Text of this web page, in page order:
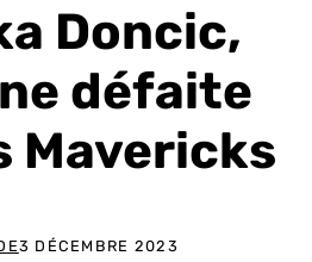
Doncic,
défaite
Mavericks
3 DÉCEMBRE 2023